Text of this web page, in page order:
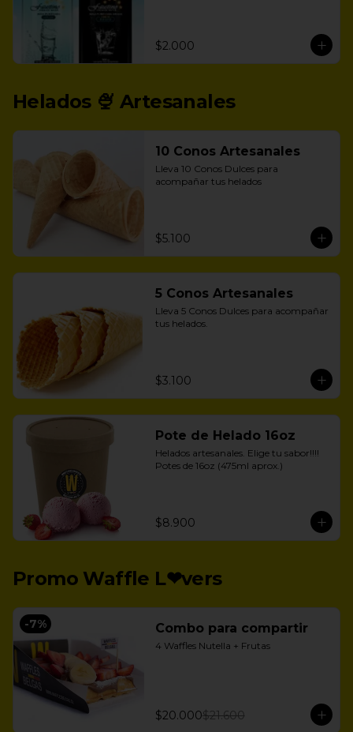
$2.000
Helados 🍨 Artesanales
10 Conos Artesanales
Lleva 10 Conos Dulces para
acompañar tus helados
$5.100
5 Conos Artesanales
Lleva 5 Conos Dulces para acompañar
tus helados.
$3.100
Pote de Helado 16oz
Helados artesanales. Elige tu sabor!!!!
Potes de 16oz (475ml aprox.)
$8.900
Promo Waffle L❤vers
-7% Combo para compartir
4 Waffles Nutella + Frutas
$20.000$21.600